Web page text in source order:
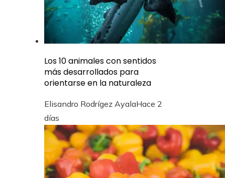
Los 10 animales con sentidos
más desarrollados para
orientarse en la naturaleza
Elisandro Rodrígez AyalaHace 2
días